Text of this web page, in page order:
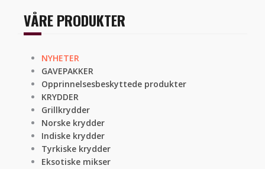
VÅRE PRODUKTER
NYHETER
GAVEPAKKER
Opprinnelsesbeskyttede produkter
KRYDDER
Grillkrydder
Norske krydder
Indiske krydder
Tyrkiske krydder
Eksotiske mikser